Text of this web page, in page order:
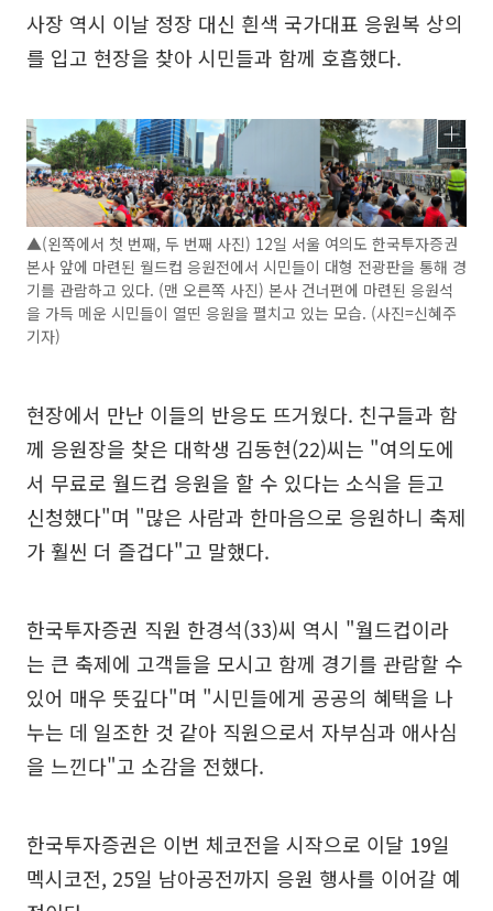
사장 역시 이날 정장 대신 흰색 국가대표 응원복 상의
를 입고 현장을 찾아 시민들과 함께 호흡했다.
▲(왼쪽에서 첫 번째, 두 번째 사진) 12일 서울 여의도 한국투자증권
본사 앞에 마련된 월드컵 응원전에서 시민들이 대형 전광판을 통해 경
기를 관람하고 있다. (맨 오른쪽 사진) 본사 건너편에 마련된 응원석
을 가득 메운 시민들이 열띤 응원을 펼치고 있는 모습. (사진=신혜주
기자)
현장에서 만난 이들의 반응도 뜨거웠다. 친구들과 함
께 응원장을 찾은 대학생 김동현(22)씨는 "여의도에
서 무료로 월드컵 응원을 할 수 있다는 소식을 듣고
신청했다"며 "많은 사람과 한마음으로 응원하니 축제
가 훨씬 더 즐겁다"고 말했다.
한국투자증권 직원 한경석(33)씨 역시 "월드컵이라
는 큰 축제에 고객들을 모시고 함께 경기를 관람할 수
있어 매우 뜻깊다"며 "시민들에게 공공의 혜택을 나
누는 데 일조한 것 같아 직원으로서 자부심과 애사심
을 느낀다"고 소감을 전했다.
한국투자증권은 이번 체코전을 시작으로 이달 19일
멕시코전, 25일 남아공전까지 응원 행사를 이어갈 예